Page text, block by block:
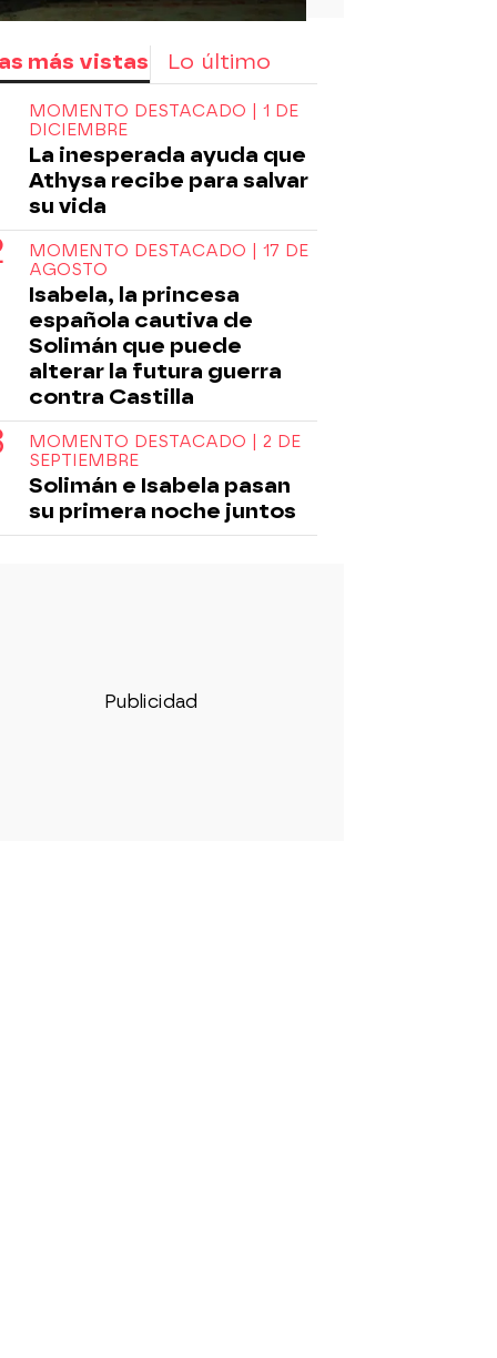
más vistas Lo último
MOMENTO DESTACADO | 1 DE
DICIEMBRE
La inesperada ayuda que
Athysa recibe para salvar
su vida
MOMENTO DESTACADO | 17 DE
AGOSTO
Isabela, la princesa
española cautiva de
Solimán que puede
alterar la futura guerra
contra Castilla
MOMENTO DESTACADO | 2 DE
SEPTIEMBRE
Solimán e Isabela pasan
su primera noche juntos